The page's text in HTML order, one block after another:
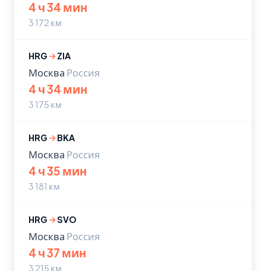
4 ч 34 мин
3 172 км
HRG ZIA
Москва Россия
4 ч 34 мин
3 175 км
HRG BKA
Москва Россия
4 ч 35 мин
3 181 км
HRG SVO
Москва Россия
4 ч 37 мин
3 215 км